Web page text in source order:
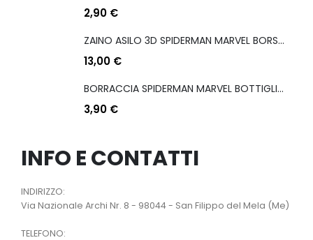
2,90 €
ZAINO ASILO 3D SPIDERMAN MARVEL BORSA 31 CM
13,00 €
BORRACCIA SPIDERMAN MARVEL BOTTIGLIA IN PLASTICA RIUTILIZZABILE CON BECCUCCIO 430 ML
3,90 €
INFO E CONTATTI
INDIRIZZO:
Via Nazionale Archi Nr. 8 - 98044 - San Filippo del Mela (Me)
TELEFONO: